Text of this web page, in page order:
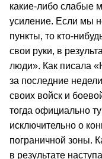
какие-либо слабые
усиление. Если мы
пункты, то кто-
свои руки, в
люди». Как писала
за последние
своих войск и
тогда официально
исключительно о
пограничной зоны.
в результате